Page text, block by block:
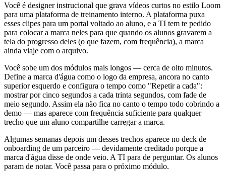
Você é designer instrucional que grava vídeos curtos no estilo Loom
para uma plataforma de treinamento interno. A plataforma puxa
esses clipes para um portal voltado ao aluno, e a TI tem te pedido
para colocar a marca neles para que quando os alunos gravarem a
tela do progresso deles (o que fazem, com frequência), a marca
ainda viaje com o arquivo.
Você sobe um dos módulos mais longos — cerca de oito minutos.
Define a marca d'água como o logo da empresa, ancora no canto
superior esquerdo e configura o tempo como "Repetir a cada":
mostrar por cinco segundos a cada trinta segundos, com fade de
meio segundo. Assim ela não fica no canto o tempo todo cobrindo a
demo — mas aparece com frequência suficiente para qualquer
trecho que um aluno compartilhe carregar a marca.
Algumas semanas depois um desses trechos aparece no deck de
onboarding de um parceiro — devidamente creditado porque a
marca d'água disse de onde veio. A TI para de perguntar. Os alunos
param de notar. Você passa para o próximo módulo.